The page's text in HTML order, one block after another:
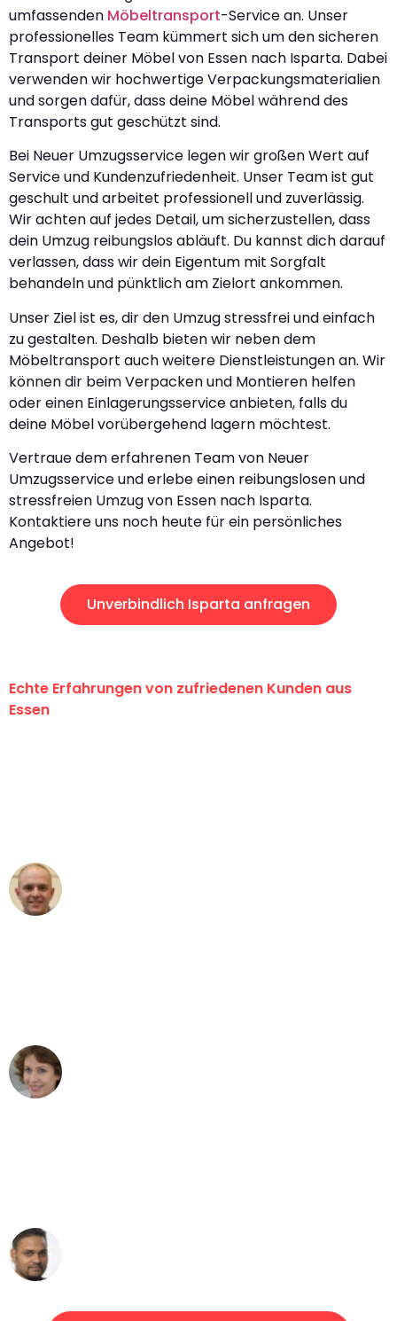
umfassenden Möbeltransport-Service an. Unser
professionelles Team kümmert sich um den sicheren
Transport deiner Möbel von Essen nach Isparta. Dabei
verwenden wir hochwertige Verpackungsmaterialien
und sorgen dafür, dass deine Möbel während des
Transports gut geschützt sind.
Bei Neuer Umzugsservice legen wir großen Wert auf
Service und Kundenzufriedenheit. Unser Team ist gut
geschult und arbeitet professionell und zuverlässig.
Wir achten auf jedes Detail, um sicherzustellen, dass
dein Umzug reibungslos abläuft. Du kannst dich darauf
verlassen, dass wir dein Eigentum mit Sorgfalt
behandeln und pünktlich am Zielort ankommen.
Unser Ziel ist es, dir den Umzug stressfrei und einfach
zu gestalten. Deshalb bieten wir neben dem
Möbeltransport auch weitere Dienstleistungen an. Wir
können dir beim Verpacken und Montieren helfen
oder einen Einlagerungsservice anbieten, falls du
deine Möbel vorübergehend lagern möchtest.
Vertraue dem erfahrenen Team von Neuer
Umzugsservice und erlebe einen reibungslosen und
stressfreien Umzug von Essen nach Isparta.
Kontaktiere uns noch heute für ein persönliches
Angebot!
Unverbindlich Isparta anfragen
Echte Erfahrungen von zufriedenen Kunden aus
Essen